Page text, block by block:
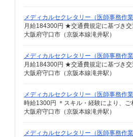
メディカルセクレタリー（医師事務作業
月給184300円 ★交通費規定に基づき
大阪府守口市（京阪本線滝井駅）
メディカルセクレタリー（医師事務作業
月給184300円 ★交通費規定に基づき
大阪府守口市（京阪本線滝井駅）
メディカルセクレタリー（医師事務作業
時給1300円 ＊スキル・経験により、
大阪府守口市（京阪本線滝井駅）
メディカルセクレタリー（医師事務作業